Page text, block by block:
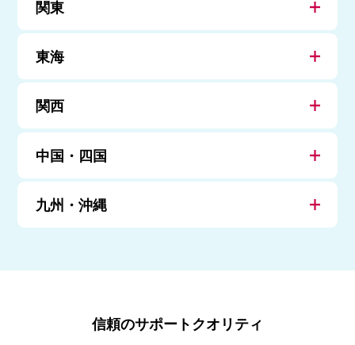
関東
東海
関西
中国・四国
九州・沖縄
信頼のサポートクオリティ